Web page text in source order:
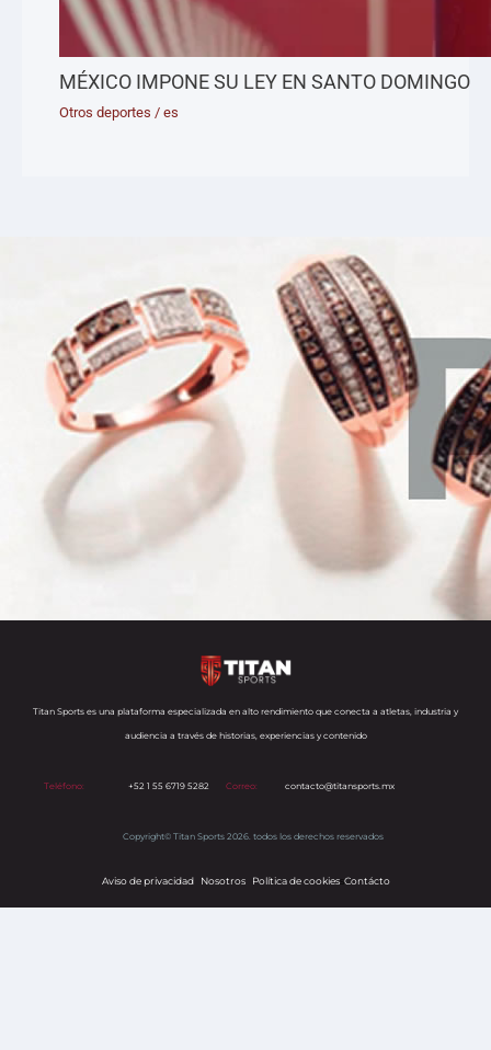
MÉXICO IMPONE SU LEY EN SANTO DOMINGO
Otros deportes /es
Titan Sports es una plataforma especializada en alto rendimiento que conecta a atletas, industria y
audiencia a través de historias, experiencias y contenido
Teléfono: +52 1 55 6719 5282 Correo: contacto@titansports.mx
Copyright© Titan Sports 2026. todos los derechos reservados
Aviso de privacidad Nosotros Política de cookiess Contácto